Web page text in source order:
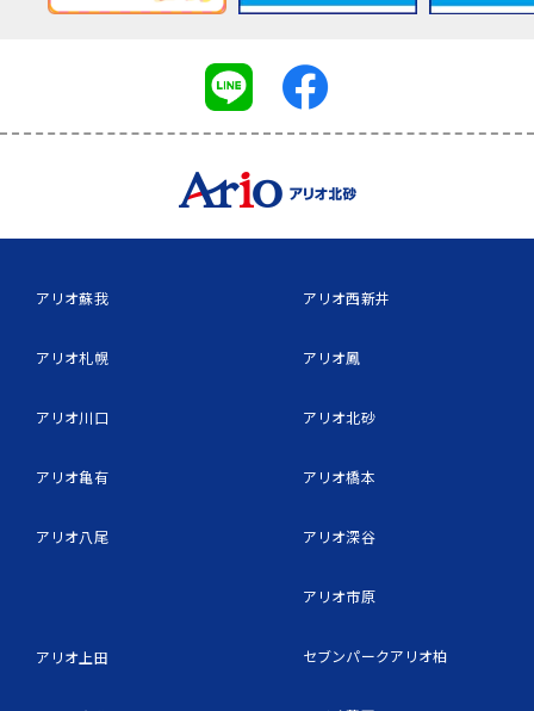
アリオ蘇我
アリオ札幌
アリオ川口
アリオ亀有
アリオ八尾
アリオ上田
アリオ西新井
アリオ鳳
アリオ北砂
アリオ橋本
アリオ深谷
アリオ市原
セブンパークアリオ柏